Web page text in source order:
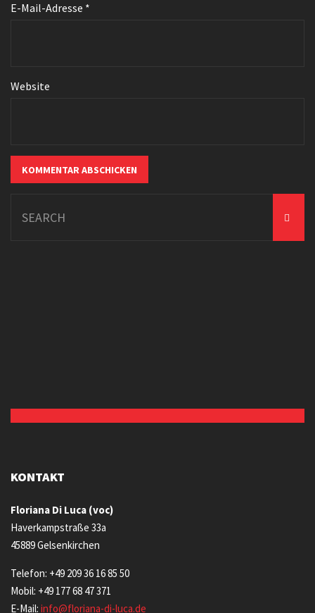
E-Mail-Adresse *
Website
for:
KONTAKT
Floriana Di Luca (voc)
Haverkampstraße 33a
45889 Gelsenkirchen
Telefon: +49 209 36 16 85 50
Mobil: +49 177 68 47 371
E-Mail: info@floriana-di-luca.de